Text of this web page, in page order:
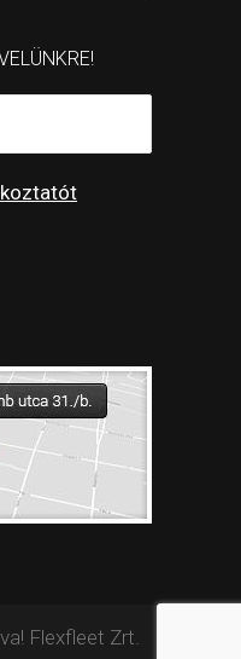
Flexfleet Zrt.